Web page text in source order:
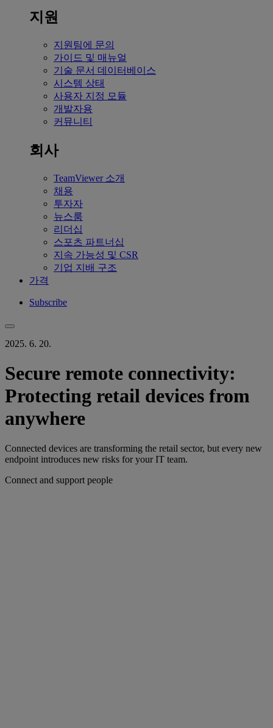
지원
지원팀에 문의
가이드 및 매뉴얼
기술 문서 데이터베이스
시스템 상태
사용자 지정 모듈
개발자용
커뮤니티
회사
TeamViewer 소개
채용
투자자
뉴스룸
리더십
스포츠 파트너십
지속 가능성 및 CSR
기업 지배 구조
가격
Subscribe
2025. 6. 20.
Secure remote connectivity:
Protecting retail devices from
anywhere
Connected devices are transforming the retail sector, but every new
endpoint introduces new risks for your IT team.
Connect and support people